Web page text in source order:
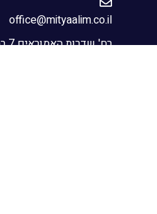
office@mityaalim.co.il
רח' שדרות האמוראים 7 רמה ד' בית שמש